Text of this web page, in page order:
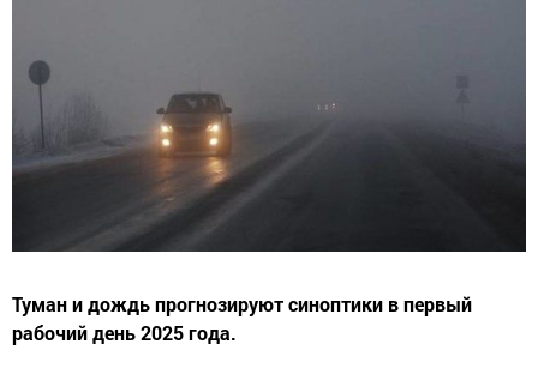
Туман и дождь прогнозируют синоптики в первый
рабочий день 2025 года.